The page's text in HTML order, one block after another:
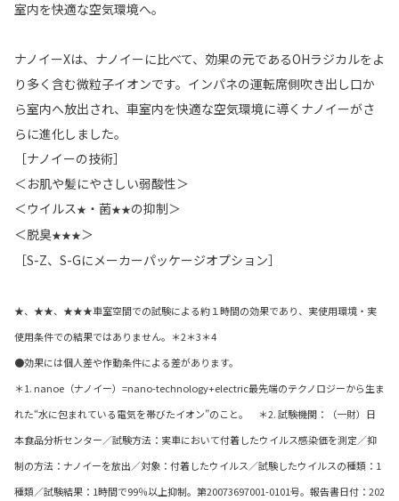
室内を快適な空気環境へ。
ナノイーXは、ナノイーに比べて、効果の元であるOHラジカルをよ
り多く含む微粒子イオンです。インパネの運転席側吹き出し口か
ら室内へ放出され、車室内を快適な空気環境に導くナノイーがさ
らに進化しました。
［ナノイーの技術］
＜お肌や髪にやさしい弱酸性＞
＜ウイルス★ ・菌★★の抑制＞
＜脱臭★★★＞
［S-Z、S-Gにメーカーパッケージオプション］
★、★★、★★★車室空間での試験による約１時間の効果であり、実使用環境・実
使用条件での結果ではありません。＊2＊3＊4
●効果には個人差や作動条件による差があります。
＊1. nanoe（ナノイー）=nano-technology+electric最先端のテクノロジーから生ま
れた“水に包まれている電気を帯びたイオン”のこと。 ＊2. 試験機関：（一財）日
本食品分析センター／試験方法：実車において付着したウイルス感染価を測定／抑
制の方法：ナノイーを放出／対象：付着したウイルス／試験したウイルスの種類：1
種類／試験結果：1時間で99％以上抑制。第20073697001-0101号。報告書日付：202